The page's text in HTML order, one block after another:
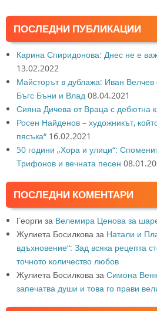
ПОСЛЕДНИ ПУБЛИКАЦИИ
Карина Спиридонова: Днес не е
13.02.2022
Майсторът в дублажа: Иван Велчев
Бъгс Бъни и Влад 08.04.2021
Сияна Дичева от Враца с дебютна
Росен Найденов – художникът,
пясъка“ 16.02.2021
50 години „Хора и улици“:
Трифонов и вечната песен
ПОСЛЕДНИ КОМЕНТАРИ
Георги за Велемира Ценова за
Жулиета Босилкова за Натали и
вдъхновение“: Зад всяка рецепта
точното количество любов
Жулиета Босилкова за Симона
запечатва души и това го прави